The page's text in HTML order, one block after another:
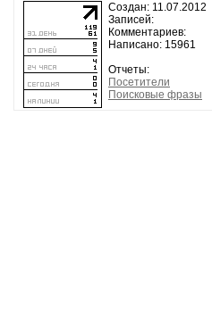
Создан: 11.07.2012
Записей:
Комментариев:
Написано: 15961
Отчеты:
Посетители
Поисковые фразы